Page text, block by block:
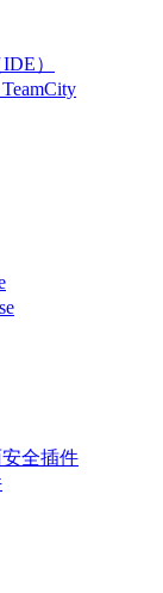
）
安全插件